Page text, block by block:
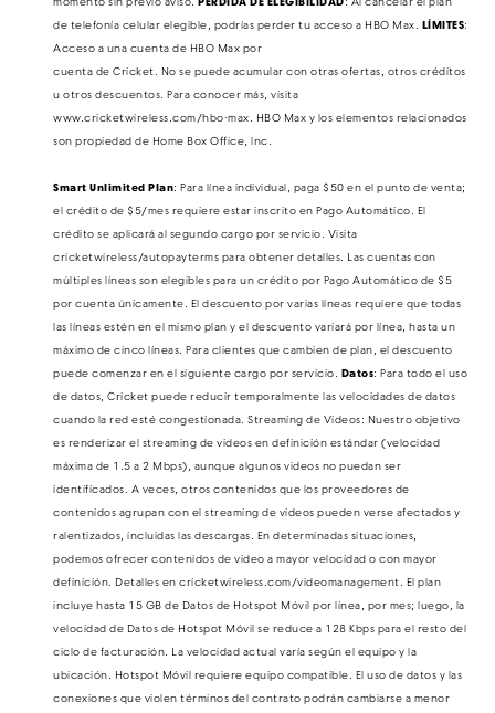
de telefonía celular elegible, podrías perder tu acceso a HBO Max. LÍMITES:
Acceso a una cuenta de HBO Max por
cuenta de Cricket. No se puede acumular con otras ofertas, otros créditos
u otros descuentos. Para conocer más, visita
www.cricketwireless.com/hbo-max. HBO Max y los elementos relacionados
son propiedad de Home Box Office, Inc.
Smart Unlimited Plan: Para línea individual, paga $50 en el punto de venta;
el crédito de $5/mes requiere estar inscrito en Pago Automático​​​​​​​. El
crédito se aplicará al segundo cargo por servicio. Visita
cricketwireless/autopayterms para obtener detalles. Las cuentas con
múltiples líneas son elegibles para un crédito por Pago Automático de $5
por cuenta únicamente. El descuento por varias líneas requiere que todas
las líneas estén en el mismo plan y el descuento variará por línea, hasta un
máximo de cinco líneas. Para clientes que cambien de plan, el descuento
puede comenzar en el siguiente cargo por servicio. Datos: Para todo el uso
de datos, Cricket puede reducir temporalmente las velocidades de datos
cuando la red esté congestionada. Streaming de Videos: Nuestro objetivo
es renderizar el streaming de videos en definición estándar (velocidad
máxima de 1.5 a 2 Mbps), aunque algunos videos no puedan ser
identificados. A veces, otros contenidos que los proveedores de
contenidos agrupan con el streaming de videos pueden verse afectados y
ralentizados, incluidas las descargas. En determinadas situaciones,
podemos ofrecer contenidos de video a mayor velocidad o con mayor
definición. Detalles en cricketwireless.com/videomanagement. El plan
incluye hasta 15 GB de Datos de Hotspot Móvil por línea, por mes; luego, la
velocidad de Datos de Hotspot Móvil se reduce a 128 Kbps para el resto del
ciclo de facturación. La velocidad actual varía según el equipo y la
ubicación. Hotspot Móvil requiere equipo compatible. El uso de datos y las
conexiones que violen términos del contrato podrán cambiarse a menor